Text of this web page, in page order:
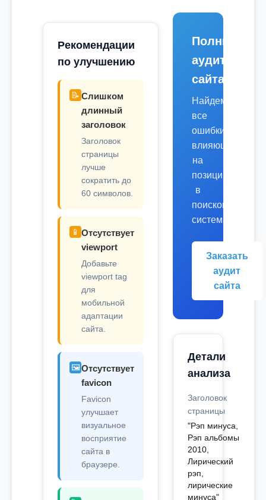
Рекомендации
по улучшению
📝 Слишком
длинный
заголовок
Заголовок
страницы
лучше
сократить до
60 символов.
📱 Отсутствует
viewport
Добавьте
viewport tag
для
мобильной
адаптации
сайта.
🖼️Отсутствует
favicon
Favicon
улучшает
визуальное
восприятие
сайта в
браузере.
Полный
аудит
сайта
Найдем
все
ошибки,
влияющие
на
позиции
в
поисковых
системах.
Заказать
аудит
сайта
Детали
анализа
Заголовок
страницы
"Рэп минуса,
Рэп альбомы
2010,
Лирический
рэп,
лирические
минуса"